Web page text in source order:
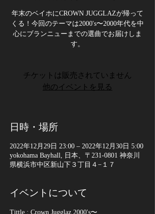
年末のベイホにCROWN JUGGLAZが帰って
くる！今回のテーマは2000's〜2000年代を中
心にブランニューまでの選曲でお届けしま
す。
チケットは販売されていません
他のイベントを見る
日時・場所
2022年12月29日 23:00 – 2022年12月30日 5:00
yokohama Bayhall, 日本、〒231-0801 神奈川
県横浜市中区新山下３丁目４−１７
イベントについて
Tittle : Crown Jugglaz 2000's〜